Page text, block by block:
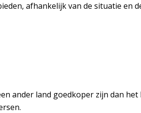
afhankelijk van de situatie en
ander land goedkoper zijn dan